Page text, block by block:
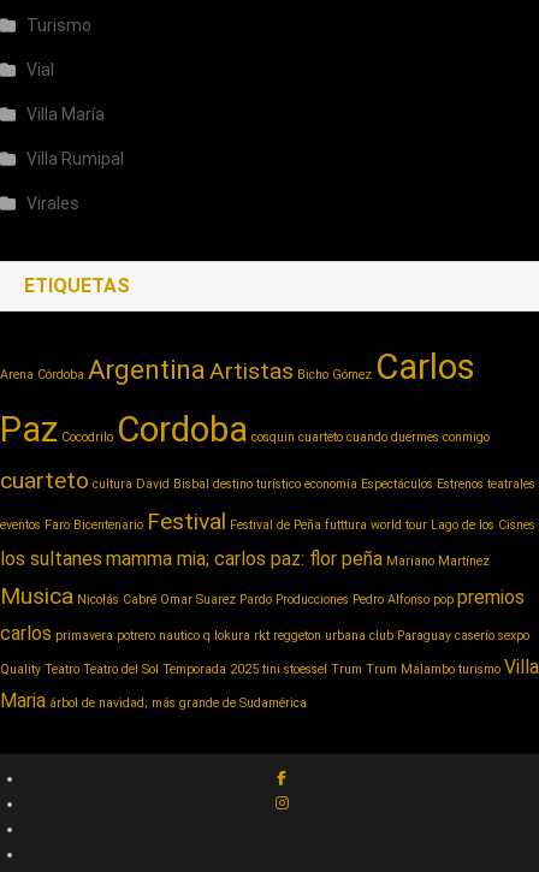
Turismo
Vial
Villa María
Villa Rumipal
Virales
ETIQUETAS
Arena Córdoba ArgentinaArtistas Bicho Gómez Carlos
Paz Cocodrilo Cordoba cosquin cuarteto cuando duermes conmigo
cuarteto cultura David Bisbal destino turístico economía Espectáculos Estrenos teatrales
eventos Faro Bicentenario Festival Festival de Peña futttura world tour Lago de los Cisnes
los sultanes mamma mia; carlos paz: flor peña Mariano Martínez
Musica Nicolás Cabré Omar Suarez Pardo Producciones Pedro Alfonso pop premios
carlos primavera potrero nautico q lokura rkt reggeton urbana club Paraguay caserío sexpo
Quality Teatro Teatro del Sol Temporada 2025 tini stoessel Trum Trum Malambo turismo Villa
Maria árbol de navidad; más grande de Sudamérica